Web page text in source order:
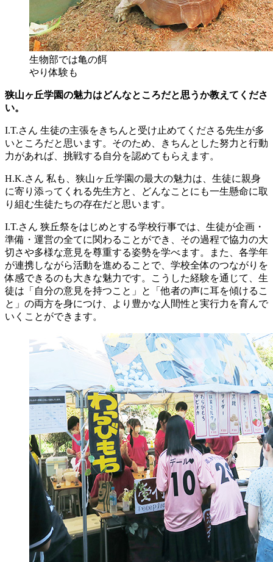
生物部では亀の餌
やり体験も
狭山ヶ丘学園の魅力はどんなところだと思うか教えてくださ
い。
I.T.さん 生徒の主張をきちんと受け止めてくださる先生が多
いところだと思います。そのため、きちんとした努力と行動
力があれば、挑戦する自分を認めてもらえます。
H.K.さん 私も、狭山ヶ丘学園の最大の魅力は、生徒に親身
に寄り添ってくれる先生方と、どんなことにも一生懸命に取
り組む生徒たちの存在だと思います。
I.T.さん 狭丘祭をはじめとする学校行事では、生徒が企画・
準備・運営の全てに関わることができ、その過程で協力の大
切さや多様な意見を尊重する姿勢を学べます。また、各学年
が連携しながら活動を進めることで、学校全体のつながりを
体感できるのも大きな魅力です。こうした経験を通じて、生
徒は「自分の意見を持つこと」と「他者の声に耳を傾けるこ
と」の両方を身につけ、より豊かな人間性と実行力を育んで
いくことができます。